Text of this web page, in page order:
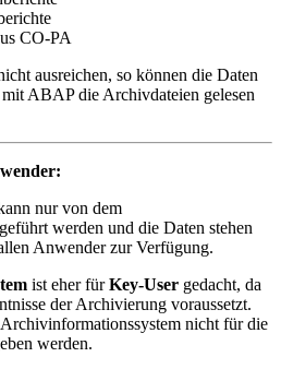
CO-PA
ausreichen, so können die Daten
mit ABAP die Archivdateien gelesen
nur von dem
werden und die Daten stehen
Anwender zur Verfügung.
ist eher fürKey-User gedacht, da
der Archivierung voraussetzt.
nicht für die
werden.